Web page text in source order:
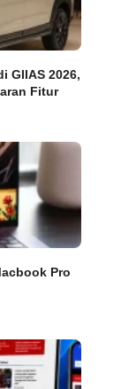
GIIAS 2026,
Fitur
Pro